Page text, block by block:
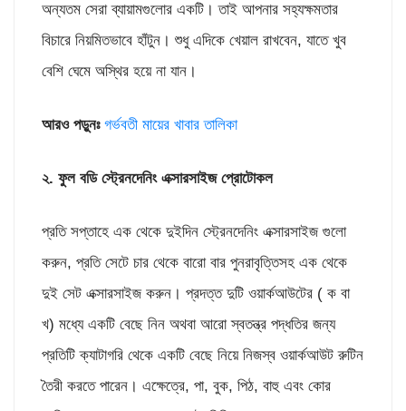
অন্যতম সেরা ব্যায়ামগুলোর একটি। তাই আপনার সহ্যক্ষমতার
বিচারে নিয়মিতভাবে হাঁটুন। শুধু এদিকে খেয়াল রাখবেন, যাতে খুব
বেশি ঘেমে অস্থির হয়ে না যান।
আরও পড়ুনঃ গর্ভবতী মায়ের খাবার তালিকা
২. ফুল বডি স্ট্রেনদেনিং এক্সারসাইজ প্রোটোকল
প্রতি সপ্তাহে এক থেকে দুইদিন স্ট্রেনদেনিং এক্সারসাইজ গুলো
করুন, প্রতি সেটে চার থেকে বারো বার পুনরাবৃত্তিসহ এক থেকে
দুই সেট এক্সারসাইজ করুন। প্রদত্ত দুটি ওয়ার্কআউটের ( ক বা
খ) মধ্যে একটি বেছে নিন অথবা আরো স্বতন্ত্র পদ্ধতির জন্য
প্রতিটি ক্যাটাগরি থেকে একটি বেছে নিয়ে নিজস্ব ওয়ার্কআউট রুটিন
তৈরী করতে পারেন। এক্ষেত্রে, পা, বুক, পিঠ, বাহু এবং কোর